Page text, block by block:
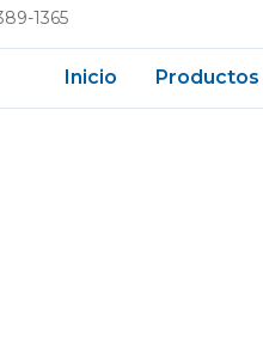
1365
Inicio Productos